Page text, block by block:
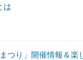
は
つり」開催情報＆楽